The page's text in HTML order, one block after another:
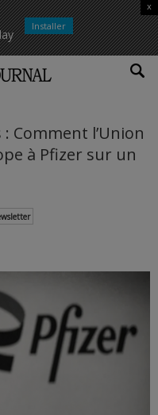
x
Installer
Comment l’Union
à Pfizer sur un